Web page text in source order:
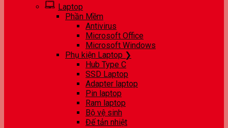
Laptop
Phần Mềm
Antivirus
Microsoft Office
Microsoft Windows
Phụ kiện Laptop ❯
Hub Type C
SSD Laptop
Adapter laptop
Pin laptop
Ram laptop
Bộ vệ sinh
Đế tản nhiệt